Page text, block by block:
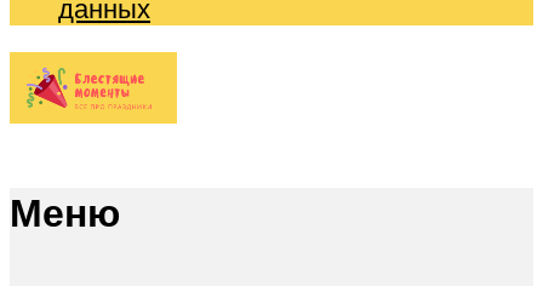
данных
Меню